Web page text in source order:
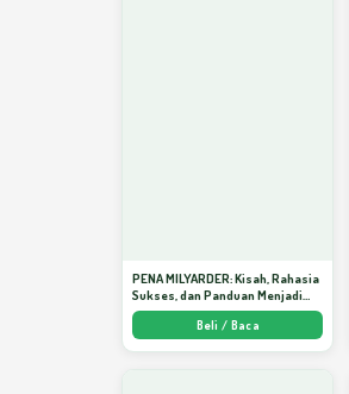
PENA MILYARDER: Kisah, Rahasia
Sukses, dan Panduan Menjadi
Penulis 1 Milyar di KBM App dari
Nol - Arda DinataBeli / Baca